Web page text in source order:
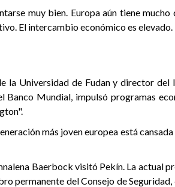
muy bien. Europa aún tiene mucho
El intercambio económico es elevado.
la Universidad de Fudan y director
Banco Mundial, impulsó programas
más joven europea está
Baerbock visitó Pekín. La actual
permanente del Consejo de Seguridad,